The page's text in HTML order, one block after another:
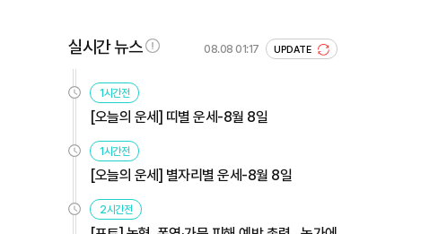
실시간 뉴스 08.08 01:17 UPDATE
1시간전
[오늘의 운세] 띠별 운세-8월 8일
1시간전
[오늘의 운세] 별자리별 운세-8월 8일
2시간전